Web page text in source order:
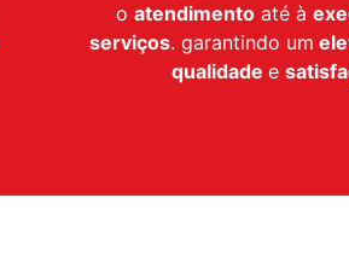
o atendimentoaté à
serviços. garantindo um
qualidade e